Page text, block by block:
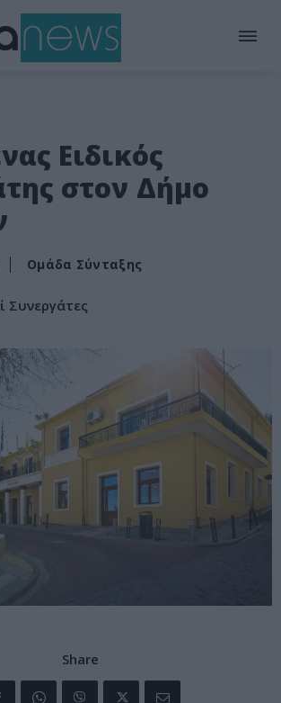
Ειδικός
στον Δήμο
Ομάδα Σύνταξης
Συνεργάτες
Share